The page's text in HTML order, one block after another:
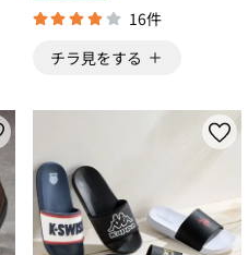
16件
チラ見をする